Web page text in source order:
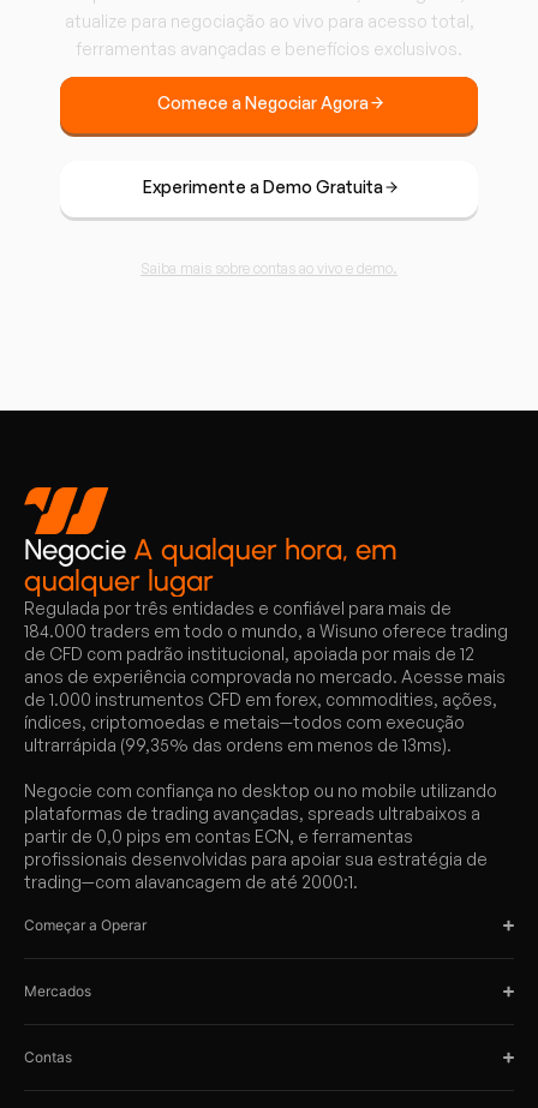
atualize para negociação ao vivo para acesso total,
ferramentas avançadas e benefícios exclusivos.
Comece a Negociar Agora
Experimente a Demo Gratuita
Saiba mais sobre contas ao vivo e demo.
Negocie A qualquer hora, em
qualquer lugar
Regulada por três entidades e confiável para mais de
184.000 traders em todo o mundo, a Wisuno oferece trading
de CFD com padrão institucional, apoiada por mais de 12
anos de experiência comprovada no mercado. Acesse mais
de 1.000 instrumentos CFD em forex, commodities, ações,
índices, criptomoedas e metais—todos com execução
ultrarrápida (99,35% das ordens em menos de 13ms).
Negocie com confiança no desktop ou no mobile utilizando
plataformas de trading avançadas, spreads ultrabaixos a
partir de 0,0 pips em contas ECN, e ferramentas
profissionais desenvolvidas para apoiar sua estratégia de
trading—com alavancagem de até 2000:1.
Começar a Operar
Mercados
Contas